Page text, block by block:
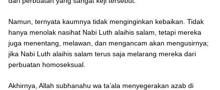
Namun, ternyata kaumnya tidak menginginkan kebaikan. Tidak
hanya menolak nasihat Nabi Luth alaihis salam, tetapi mereka
juga menentang, melawan, dan mengancam akan mengusirnya;
jika Nabi Luth alaihis salam terus saja melarang mereka dari
perbuatan homoseksual.
Akhirnya, Allah subhanahu wa ta’ala menyegerakan azab di